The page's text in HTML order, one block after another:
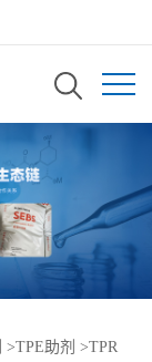
>TPE助剂 >TPR